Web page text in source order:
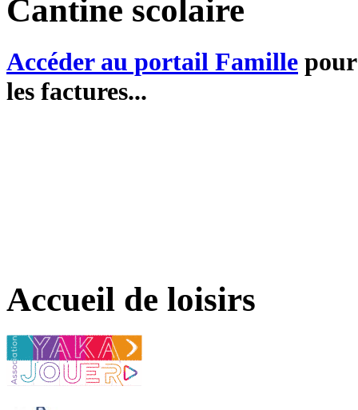
Cantine scolaire
Accéder au portail Famille
les factures...
Accueil de loisirs